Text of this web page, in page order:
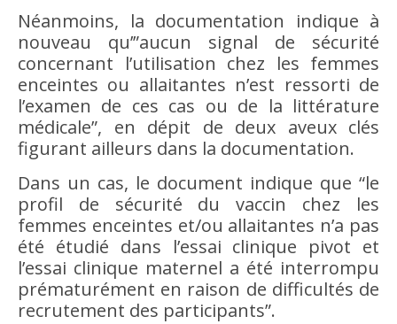
Néanmoins, la documentation indique à
nouveau qu’”aucun signal de sécurité
concernant l’utilisation chez les femmes
enceintes ou allaitantes n’est ressorti de
l’examen de ces cas ou de la littérature
médicale”, en dépit de deux aveux clés
figurant ailleurs dans la documentation.
Dans un cas, le document indique que “le
profil de sécurité du vaccin chez les
femmes enceintes et/ou allaitantes n’a pas
été étudié dans l’essai clinique pivot et
l’essai clinique maternel a été interrompu
prématurément en raison de difficultés de
recrutement des participants”.